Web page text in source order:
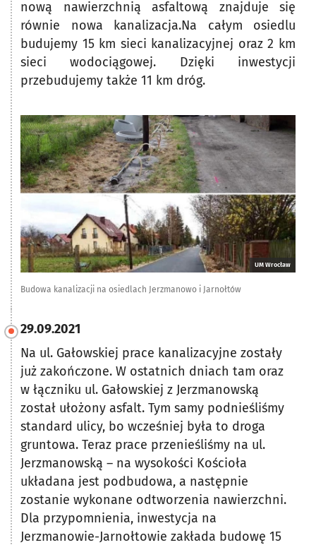
nową nawierzchnią asfaltową znajduje się
równie nowa kanalizacja.Na całym osiedlu
budujemy 15 km sieci kanalizacyjnej oraz 2 km
sieci wodociągowej. Dzięki inwestycji
przebudujemy także 11 km dróg.
UM Wrocław
Budowa kanalizacji na osiedlach Jerzmanowo i Jarnołtów
29.09.2021
Na ul. Gałowskiej prace kanalizacyjne zostały
już zakończone. W ostatnich dniach tam oraz
w łączniku ul. Gałowskiej z Jerzmanowską
został ułożony asfalt. Tym samy podnieśliśmy
standard ulicy, bo wcześniej była to droga
gruntowa. Teraz prace przenieśliśmy na ul.
Jerzmanowską – na wysokości Kościoła
układana jest podbudowa, a następnie
zostanie wykonane odtworzenia nawierzchni.
Dla przypomnienia, inwestycja na
Jerzmanowie-Jarnołtowie zakłada budowę 15